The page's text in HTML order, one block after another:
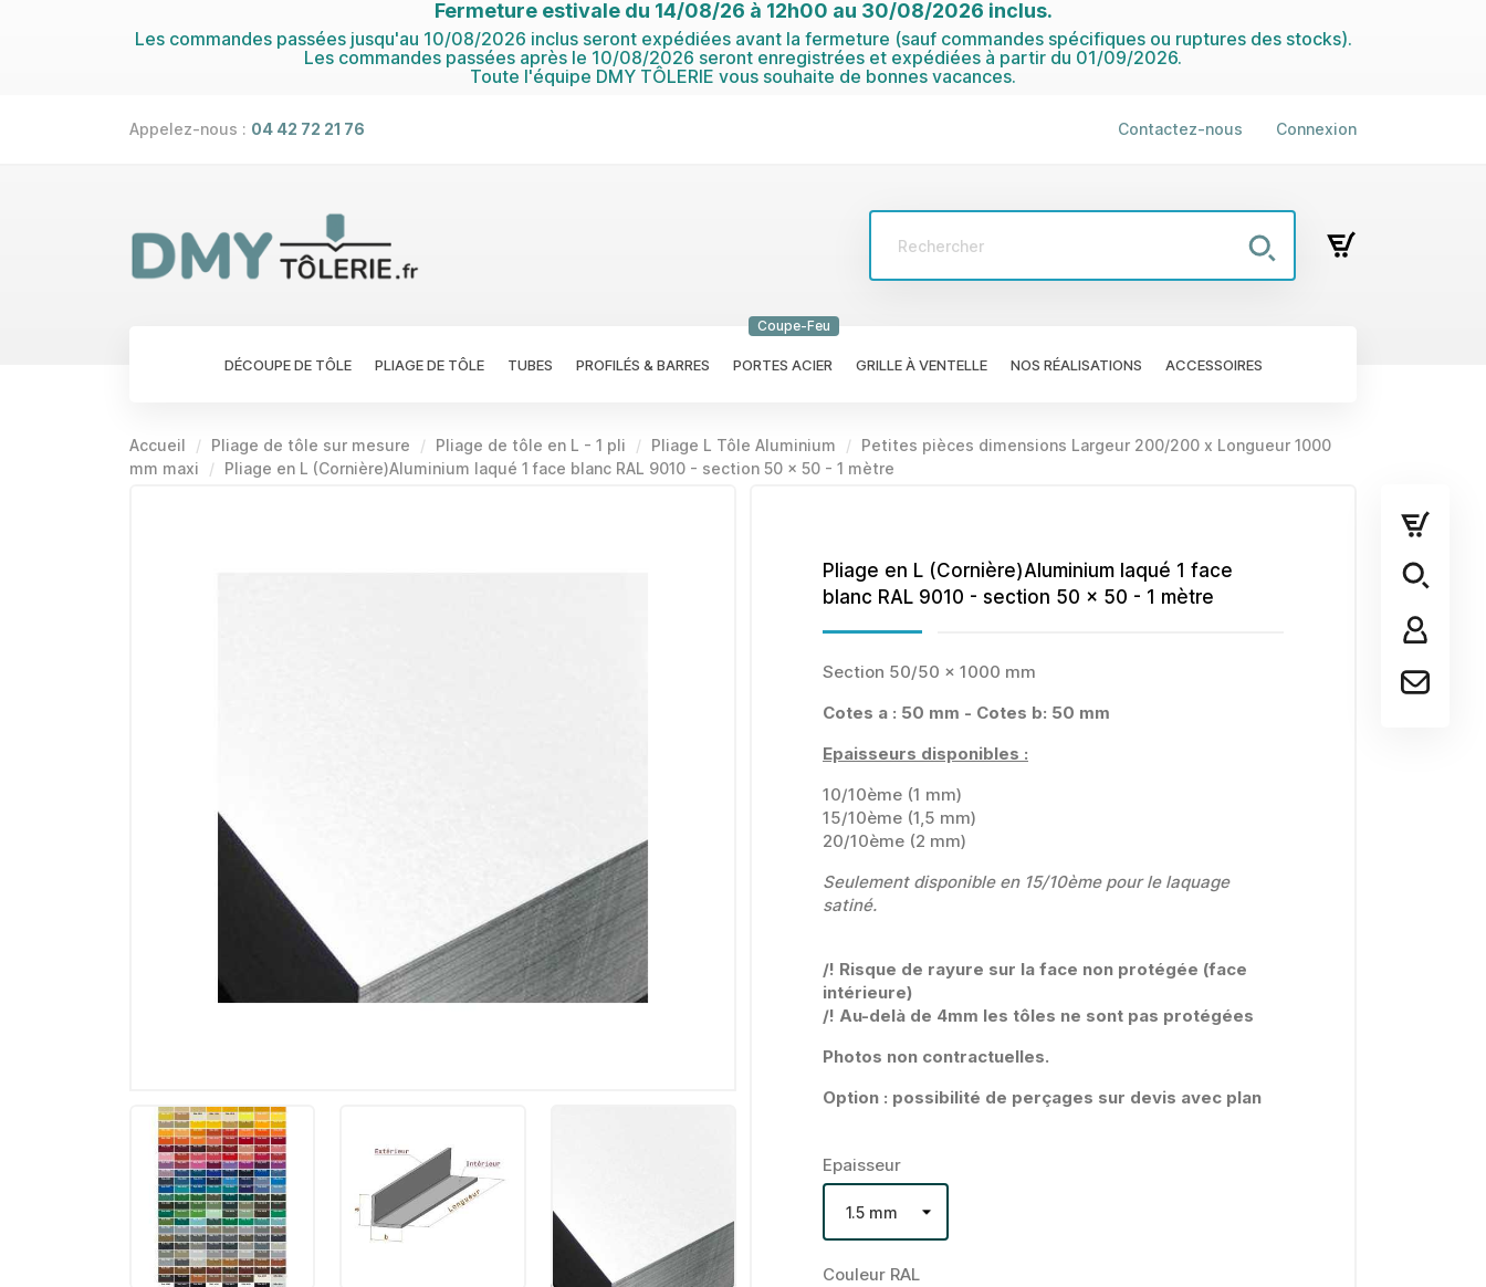
Fermeture estivale du 14/08/26 à 12h00 au 30/08/2026 inclus.
Les commandes passées jusqu'au 10/08/2026 inclus seront expédiées avant la fermeture (sauf commandes spécifiques ou ruptures des stocks).
Les commandes passées après le 10/08/2026 seront enregistrées et expédiées à partir du 01/09/2026.
Toute l'équipe DMY TÔLERIE vous souhaite de bonnes vacances.
Appelez-nous : 04 42 72 21 76 Contactez-nous Connexion
DÉCOUPE DE TÔLE PLIAGE DE TÔLE TUBES PROFILÉS & BARRES PORTES ACIER
Coupe-Feu
GRILLE À VENTELLE NOS RÉALISATIONS ACCESSOIRES
Accueil Pliage de tôle sur mesure Pliage de tôle en L - 1 pli Pliage L Tôle Aluminium
Petites pièces dimensions Largeur 200/200 x Longueur 1000
mm maxi
Pliage en L (Cornière)Aluminium laqué 1 face blanc RAL 9010 - section 50 x 50 - 1 mètre
Pliage en L (Cornière)Aluminium laqué 1 face
blanc RAL 9010 - section 50 x 50 - 1 mètre
Section 50/50 x 1000 mm
Cotes a : 50 mm - Cotes b: 50 mm
Epaisseurs disponibles :
10/10ème (1 mm)
15/10ème (1,5 mm)
20/10ème (2 mm)
Seulement disponible en 15/10ème pour le laquage
satiné.
/! Risque de rayure sur la face non protégée (face
intérieure)
/! Au-delà de 4mm les tôles ne sont pas protégées
Photos non contractuelles.
Option : possibilité de perçages sur devis avec plan
Epaisseur
Couleur RAL